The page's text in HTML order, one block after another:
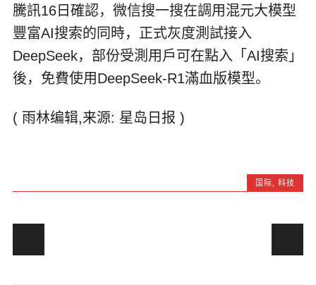
騰訊16日確認，微信搜一搜在調用混元大模型
豐富AI搜索的同時，正式灰度測試接入
DeepSeek，部份受測用戶可在點入「AI搜索」
後，免費使用DeepSeek-R1滿血版模型。
( 雨林编辑,来源: 星岛日报 )
国际 ,科技